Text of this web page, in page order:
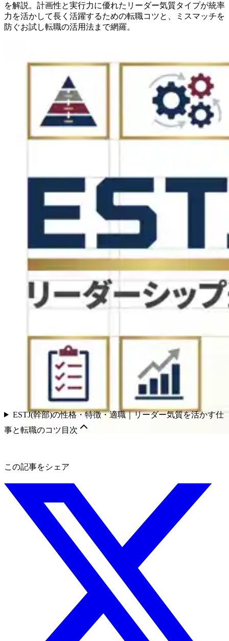
を解説。計画性と実行力に優れたリーダー気質タイプが統率
力を活かして長く活躍するための転職コツと、ミスマッチを
防ぐお試し転職の活用法まで網羅。
ESTJ(幹部)の性格・特徴・適職｜リーダー気質を活かす仕
事と転職のコツ 目次
この記事をシェア